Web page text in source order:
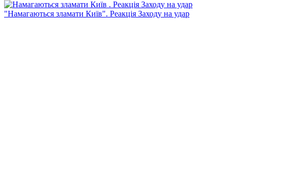
"Намагаються зламати Київ". Реакція Заходу на удар